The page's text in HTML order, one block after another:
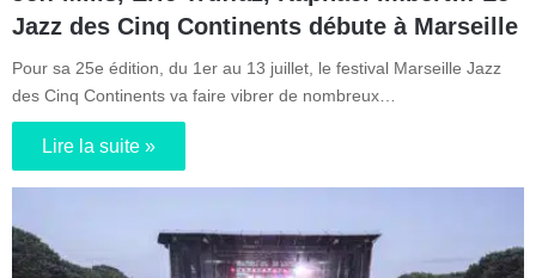
Jazz des Cinq Continents débute à Marseille
Pour sa 25e édition, du 1er au 13 juillet, le festival Marseille Jazz
des Cinq Continents va faire vibrer de nombreux…
Lire la suite »